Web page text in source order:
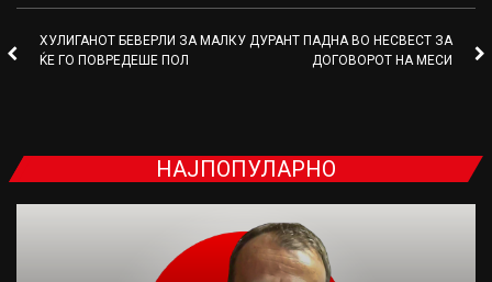
ХУЛИГАНОТ БЕВЕРЛИ ЗА МАЛКУ
ЌЕ ГО ПОВРЕДЕШЕ ПОЛ
ДУРАНТ ПАДНА ВО НЕСВЕСТ ЗА
ДОГОВОРОТ НА МЕСИ
НАЈПОПУЛАРНО